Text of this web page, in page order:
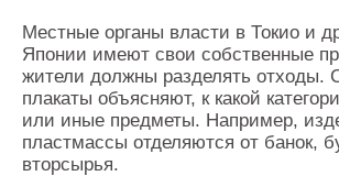
Местные органы власти в Токио и
Японии имеют свои собственные
жители должны разделять отходы.
плакаты объясняют, к какой
или иные предметы. Например,
пластмассы отделяются от банок,
вторсырья.